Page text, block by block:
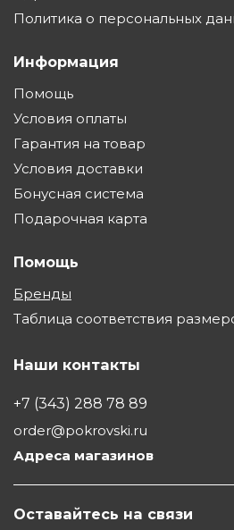
Политика о персональных
Информация
Помощь
Условия оплаты
Гарантия на товар
Условия доставки
Бонусная система
Подарочная карта
Помощь
Бренды
Таблица соответствия
Наши контакты
+7 (343) 288 78 89
order@pokrovski.ru
Адреса магазинов
Оставайтесь на связи